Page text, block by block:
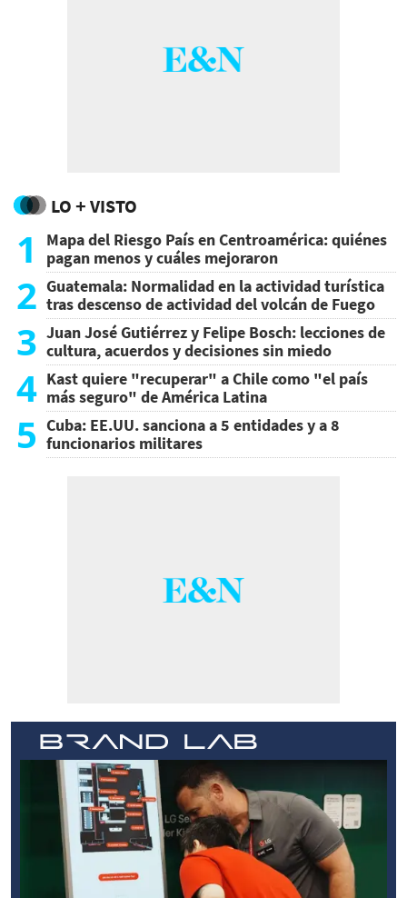
LO + VISTO
1
Mapa del Riesgo País en Centroamérica: quiénes
pagan menos y cuáles mejoraron
2 Guatemala: Normalidad en la actividad turística
tras descenso de actividad del volcán de Fuego
3 Juan José Gutiérrez y Felipe Bosch: lecciones de
cultura, acuerdos y decisiones sin miedo
4 Kast quiere "recuperar" a Chile como "el país
más seguro" de América Latina
5 Cuba: EE.UU. sanciona a 5 entidades y a 8
funcionarios militares